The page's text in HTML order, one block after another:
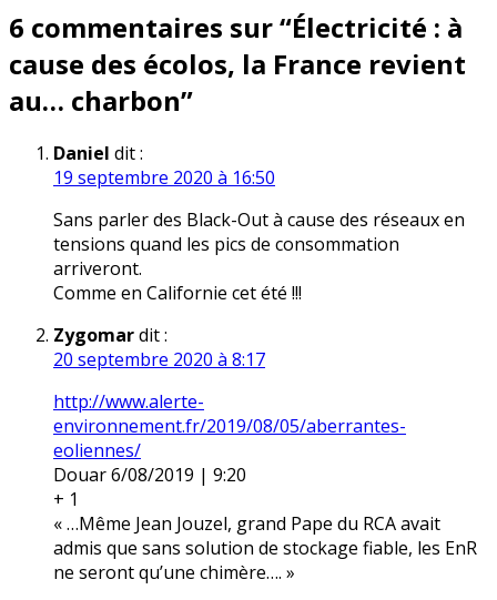
6 commentaires sur “Électricité : à
cause des écolos, la France revient
au… charbon”
Daniel dit :
19 septembre 2020 à 16:50
Sans parler des Black-Out à cause des réseaux en
tensions quand les pics de consommation
arriveront.
Comme en Californie cet été !!!
Zygomardit :
20 septembre 2020 à 8:17
http://www.alerte-
environnement.fr/2019/08/05/aberrantes-
eoliennes/
Douar 6/08/2019 | 9:20
+ 1
« …Même Jean Jouzel, grand Pape du RCA avait
admis que sans solution de stockage fiable, les EnR
ne seront qu’une chimère…. »